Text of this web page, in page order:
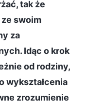
tak że
swoim
za
Idąc o krok
od rodziny,
wykształcenia
zrozumienie